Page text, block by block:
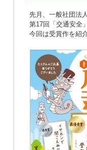
先月、一般社団法
第17回「交通安全
今回は受賞作を紹